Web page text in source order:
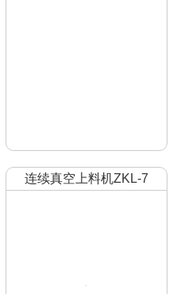
连续真空上料机ZKL-7